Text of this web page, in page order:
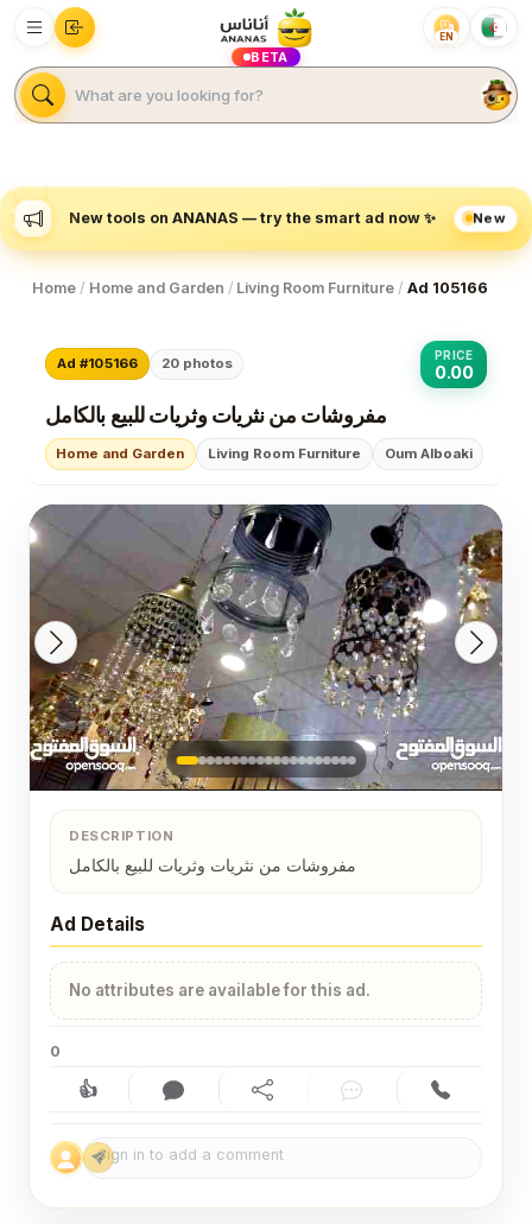
EN
BETA
New tools on ANANAS — try the smart ad now ✨ New
Home / Home and Garden / Living Room Furniture / Ad 105166
Ad #105166 20 photos
PRICE
0.00
مفروشات من نثريات وثريات للبيع بالكامل
Home and Garden Living Room Furniture Oum Alboaki
DESCRIPTION
مفروشات من نثريات وثريات للبيع بالكامل
Ad Details
No attributes are available for this ad.
0
👍
Like (0) Comment (0)Share Chat Contact